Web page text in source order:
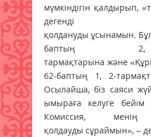
мүмкіндігін қалдырып,
дегенді
қолдануды ұсынамын.
баптың
тармақтарына және
62-баптың 1, 2-
Осылайша, біз саяси
ымыраға келуге бейім
Комиссия, менің
қолдауды сұраймын», –